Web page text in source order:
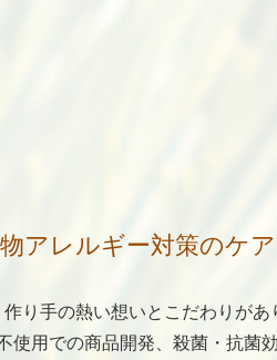
アレルギー対策のケ
り手の熱い想いとこだわりがあ
使用での商品開発、殺菌・抗菌効